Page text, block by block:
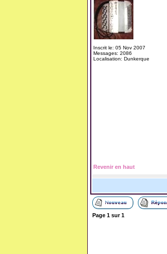
Inscrit le: 05 Nov 2007
Messages: 2086
Localisation: Dunkerque
Revenir en haut
Page 1 sur1